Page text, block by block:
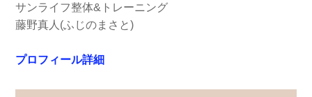
サンライフ整体&トレーニング
藤野真人(ふじのまさと)
プロフィール詳細